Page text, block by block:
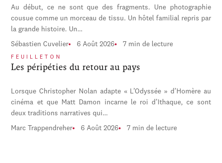
Au début, ce ne sont que des fragments. Une photographie
cousue comme un morceau de tissu. Un hôtel familial repris par
la grande histoire. Un…
Sébastien Cuvelier 6 Août 2026 7 min de lecture
FEUILLETON
Les péripéties du retour au pays
Lorsque Christopher Nolan adapte « L’Odyssée » d’Homère au
cinéma et que Matt Damon incarne le roi d’Ithaque, ce sont
deux traditions narratives qui…
Marc Trappendreher 6 Août 2026 7 min de lecture